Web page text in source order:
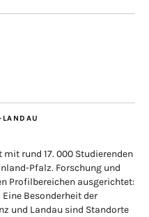
rund 17. 000 Studierenden
Pfalz. Forschung und
Profilbereichen ausgerichtet:
Eine Besonderheit der
und Landau sind Standorte